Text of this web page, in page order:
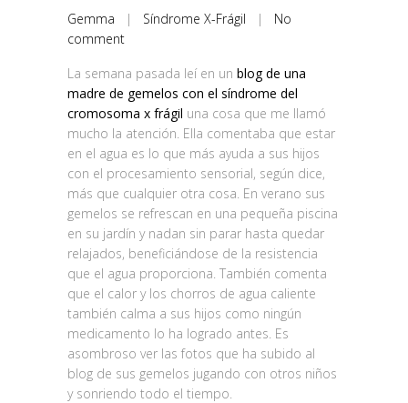
Gemma | Síndrome X-Frágil | No
comment
La semana pasada leí en un blog de una
madre de gemelos con el síndrome del
cromosoma x frágil una cosa que me llamó
mucho la atención. Ella comentaba que estar
en el agua es lo que más ayuda a sus hijos
con el procesamiento sensorial, según dice,
más que cualquier otra cosa. En verano sus
gemelos se refrescan en una pequeña piscina
en su jardín y nadan sin parar hasta quedar
relajados, beneficiándose de la resistencia
que el agua proporciona. También comenta
que el calor y los chorros de agua caliente
también calma a sus hijos como ningún
medicamento lo ha logrado antes. Es
asombroso ver las fotos que ha subido al
blog de sus gemelos jugando con otros niños
y sonriendo todo el tiempo.